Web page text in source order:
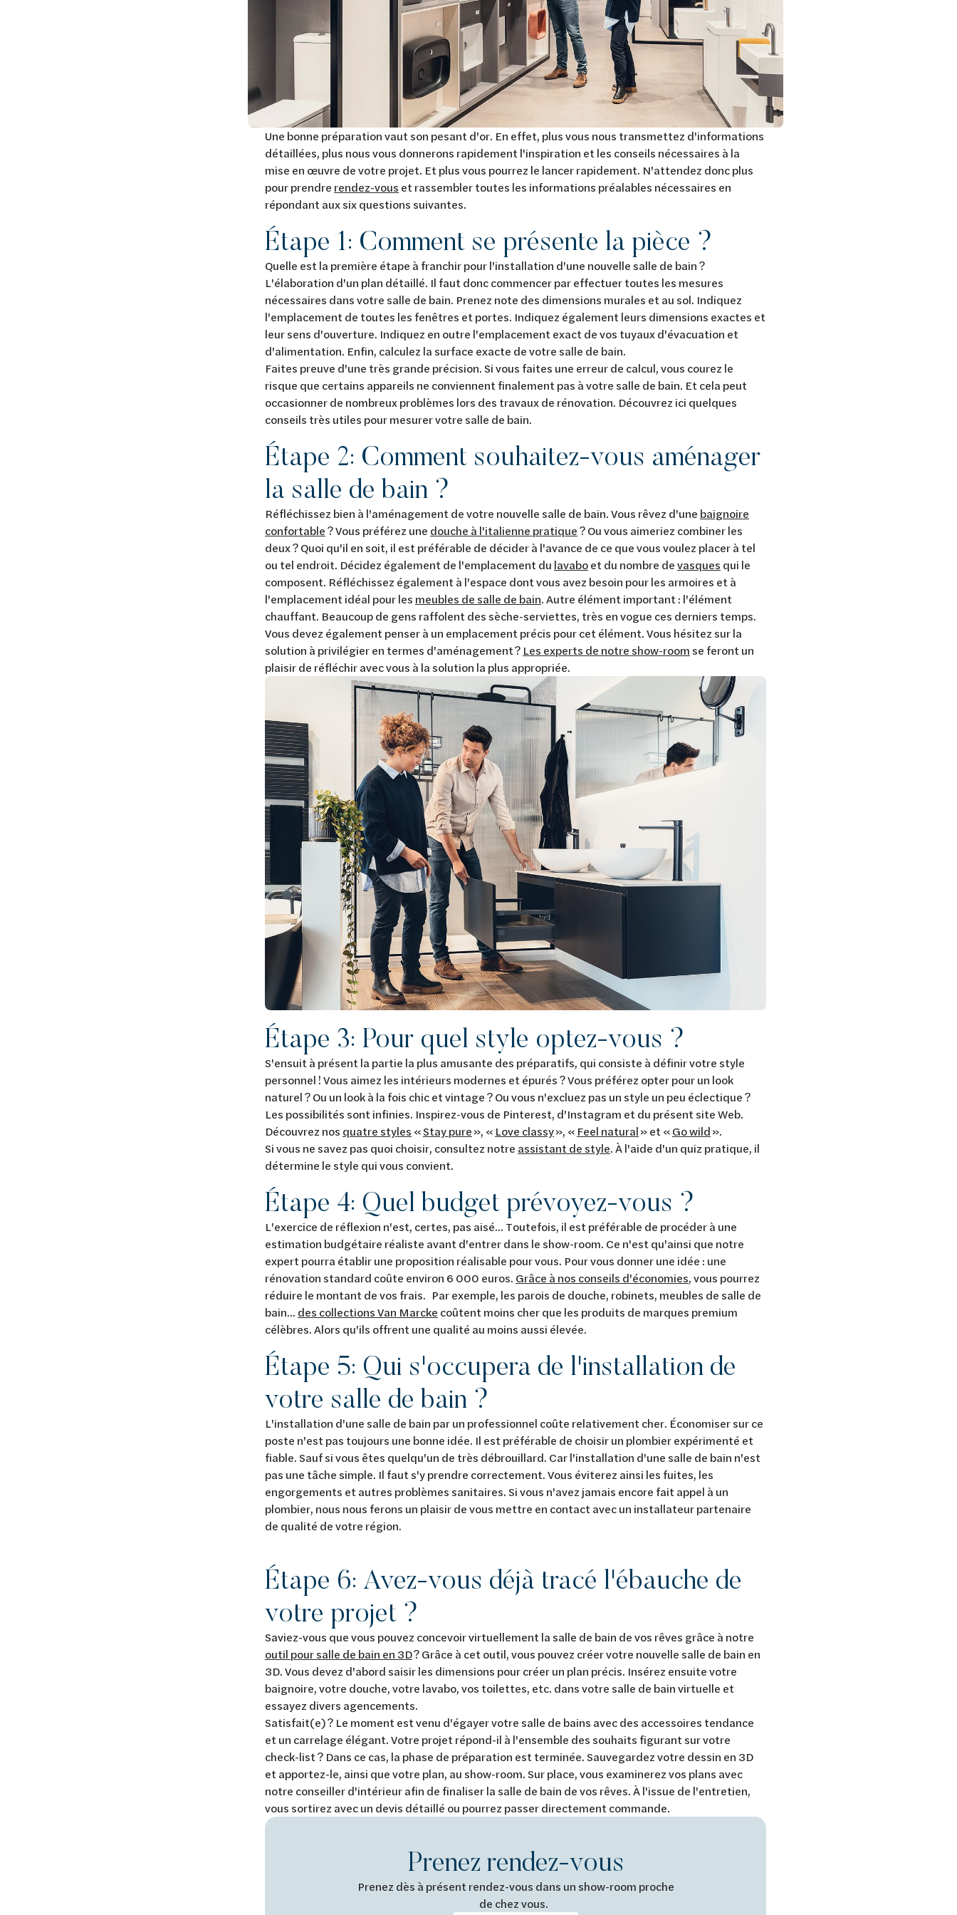
Une bonne préparation vaut son pesant d'or. En effet, plus vous nous transmettez d'informations
détaillées, plus nous vous donnerons rapidement l'inspiration et les conseils nécessaires à la
mise en œuvre de votre projet. Et plus vous pourrez le lancer rapidement. N'attendez donc plus
pour prendre rendez-vous et rassembler toutes les informations préalables nécessaires en
répondant aux six questions suivantes.
Étape 1: Comment se présente la pièce ?
Quelle est la première étape à franchir pour l'installation d'une nouvelle salle de bain ?
L'élaboration d'un plan détaillé. Il faut donc commencer par effectuer toutes les mesures
nécessaires dans votre salle de bain. Prenez note des dimensions murales et au sol. Indiquez
l'emplacement de toutes les fenêtres et portes. Indiquez également leurs dimensions exactes et
leur sens d'ouverture. Indiquez en outre l'emplacement exact de vos tuyaux d'évacuation et
d'alimentation. Enfin, calculez la surface exacte de votre salle de bain.
Faites preuve d'une très grande précision. Si vous faites une erreur de calcul, vous courez le
risque que certains appareils ne conviennent finalement pas à votre salle de bain. Et cela peut
occasionner de nombreux problèmes lors des travaux de rénovation. Découvrez ici quelques
conseils très utiles pour mesurer votre salle de bain.
Étape 2: Comment souhaitez-vous aménager
la salle de bain ?
Réfléchissez bien à l'aménagement de votre nouvelle salle de bain. Vous rêvez d'une baignoire
confortable? Vous préférez une douche à l'italienne pratique? Ou vous aimeriez combiner les
deux ? Quoi qu'il en soit, il est préférable de décider à l'avance de ce que vous voulez placer à tel
ou tel endroit. Décidez également de l'emplacement du lavaboet du nombre devasques qui le
composent. Réfléchissez également à l'espace dont vous avez besoin pour les armoires et à
l'emplacement idéal pour les meubles de salle de bain. Autre élément important : l'élément
chauffant. Beaucoup de gens raffolent des sèche-serviettes, très en vogue ces derniers temps.
Vous devez également penser à un emplacement précis pour cet élément. Vous hésitez sur la
solution à privilégier en termes d'aménagement ? Les experts de notre show-room se feront un
plaisir de réfléchir avec vous à la solution la plus appropriée.
Étape 3: Pour quel style optez-vous ?
S'ensuit à présent la partie la plus amusante des préparatifs, qui consiste à définir votre style
personnel ! Vous aimez les intérieurs modernes et épurés ? Vous préférez opter pour un look
naturel ? Ou un look à la fois chic et vintage ? Ou vous n'excluez pas un style un peu éclectique ?
Les possibilités sont infinies. Inspirez-vous de Pinterest, d'Instagram et du présent site Web.
Découvrez nos quatre styles «Stay pure», « Love classy», « Feel natural» et «Go wild».
Si vous ne savez pas quoi choisir, consultez notre assistant de style. À l'aide d'un quiz pratique, il
détermine le style qui vous convient.
Étape 4: Quel budget prévoyez-vous ?
L'exercice de réflexion n'est, certes, pas aisé... Toutefois, il est préférable de procéder à une
estimation budgétaire réaliste avant d'entrer dans le show-room. Ce n'est qu'ainsi que notre
expert pourra établir une proposition réalisable pour vous. Pour vous donner une idée : une
rénovation standard coûte environ 6 000 euros. Grâce à nos conseils d'économies, vous pourrez
réduire le montant de vos frais. Par exemple, les parois de douche, robinets, meubles de salle de
bain... des collections Van Marcke coûtent moins cher que les produits de marques premium
célèbres. Alors qu'ils offrent une qualité au moins aussi élevée.
Étape 5: Qui s'occupera de l'installation de
votre salle de bain ?
L'installation d'une salle de bain par un professionnel coûte relativement cher. Économiser sur ce
poste n'est pas toujours une bonne idée. Il est préférable de choisir un plombier expérimenté et
fiable. Sauf si vous êtes quelqu'un de très débrouillard. Car l'installation d'une salle de bain n'est
pas une tâche simple. Il faut s'y prendre correctement. Vous éviterez ainsi les fuites, les
engorgements et autres problèmes sanitaires. Si vous n'avez jamais encore fait appel à un
plombier, nous nous ferons un plaisir de vous mettre en contact avec un installateur partenaire
de qualité de votre région.
Étape 6: Avez-vous déjà tracé l'ébauche de
votre projet ?
Saviez-vous que vous pouvez concevoir virtuellement la salle de bain de vos rêves grâce à notre
outil pour salle de bain en 3D? Grâce à cet outil, vous pouvez créer votre nouvelle salle de bain en
3D. Vous devez d'abord saisir les dimensions pour créer un plan précis. Insérez ensuite votre
baignoire, votre douche, votre lavabo, vos toilettes, etc. dans votre salle de bain virtuelle et
essayez divers agencements.
Satisfait(e) ? Le moment est venu d'égayer votre salle de bains avec des accessoires tendance
et un carrelage élégant. Votre projet répond-il à l'ensemble des souhaits figurant sur votre
check-list ? Dans ce cas, la phase de préparation est terminée. Sauvegardez votre dessin en 3D
et apportez-le, ainsi que votre plan, au show-room. Sur place, vous examinerez vos plans avec
notre conseiller d'intérieur afin de finaliser la salle de bain de vos rêves. À l'issue de l'entretien,
vous sortirez avec un devis détaillé ou pourrez passer directement commande.
Prenez rendez-vous
Prenez dès à présent rendez-vous dans un show-room proche
de chez vous.